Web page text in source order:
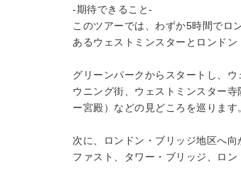
-期待できること-
このツアーでは、わずか5時間でロ
あるウェストミンスターとロンド
グリーンパークからスタートし、
ウニング街、ウェストミンスター
ー宮殿）などの見どころを巡ります
次に、ロンドン・ブリッジ地区へ
ファスト、タワー・ブリッジ、ロ